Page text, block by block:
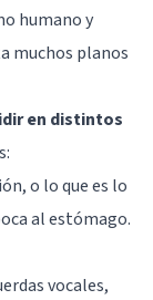
humano y
muchos planos
en distintos
o lo que es lo
al estómago.
vocales,